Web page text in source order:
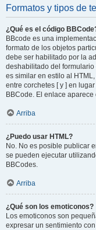
Formatos y tipos de
¿Qué es el código
BBcode es una
formato de los objetos
debe ser habilitado por la
deshabilitado del
es similar en estilo al
entre corchetes [ y ] en
BBCode. El enlace
Arriba
¿Puedo usar HTML?
No. No es posible publicar
se pueden ejecutar
BBCodes.
Arriba
¿Qué son los emoticonos?
Los emoticonos son
expresar un sentimiento